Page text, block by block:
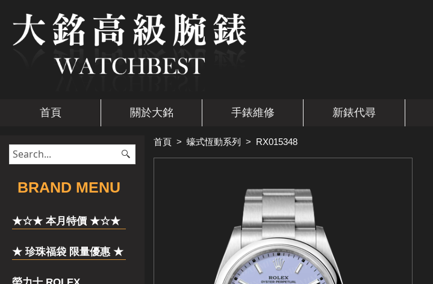
首頁 關於大銘 手錶維修 新錶代尋
​BRAND MENU
★☆★ 本月特價 ★☆★
★ 珍珠福袋 限量優惠 ★
首頁 > 蠔式恆動系列 > RX015348